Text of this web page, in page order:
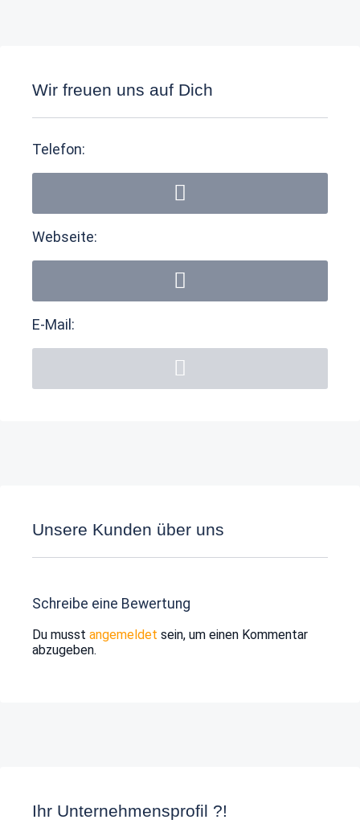
Wir freuen uns auf Dich
Telefon:
Webseite:
E-Mail:
Unsere Kunden über uns
Schreibe eine Bewertung
Du musst angemeldet sein, um einen Kommentar
abzugeben.
Ihr Unternehmensprofil ?!